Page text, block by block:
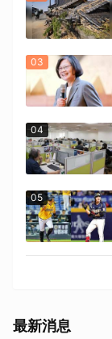
03
04
05
最新消息